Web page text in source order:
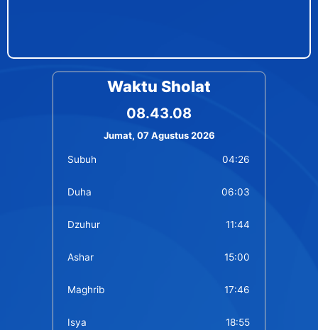
Waktu Sholat
08.43.09
Jumat, 07 Agustus 2026
Subuh 04:26
Duha 06:03
Dzuhur 11:44
Ashar 15:00
Maghrib 17:46
Isya 18:55